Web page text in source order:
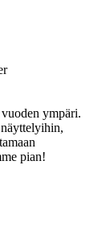
ympäri.
pian!